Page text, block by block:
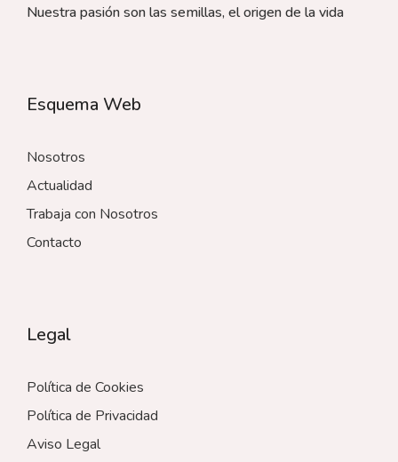
Nuestra pasión son las semillas, el origen de la vida
Esquema Web
Nosotros
Actualidad
Trabaja con Nosotros
Contacto
Legal
Política de Cookies
Política de Privacidad
Aviso Legal